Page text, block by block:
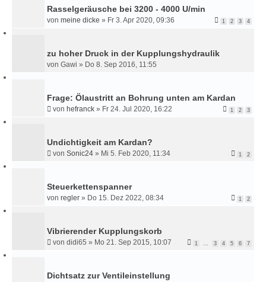
Rasselgeräusche bei 3200 - 4000 U/min
von meine dicke » Fr 3. Apr 2020, 09:36 1 2 3 4
zu hoher Druck in der Kupplungshydraulik
von Gawi » Do 8. Sep 2016, 11:55
Frage: Ölaustritt an Bohrung unten am Kardan
von hefranck » Fr 24. Jul 2020, 16:22 1 2 3
Undichtigkeit am Kardan?
von Sonic24 » Mi 5. Feb 2020, 11:34 1 2
Steuerkettenspanner
von regler » Do 15. Dez 2022, 08:34 1 2
Vibrierender Kupplungskorb
von didi65 » Mo 21. Sep 2015, 10:07 1 3 4 5 6 7
Dichtsatz zur Ventileinstellung